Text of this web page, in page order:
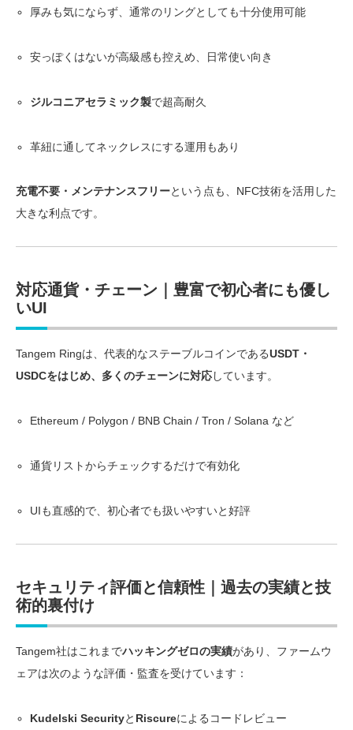
厚みも気にならず、通常のリングとしても十分使用可能
安っぽくはないが高級感も控えめ、日常使い向き
ジルコニアセラミック製で超高耐久
革紐に通してネックレスにする運用もあり
充電不要・メンテナンスフリーという点も、NFC技術を活用した
大きな利点です。
対応通貨・チェーン｜豊富で初心者にも優し
いUI
Tangem Ringは、代表的なステーブルコインであるUSDT・
USDCをはじめ、多くのチェーンに対応しています。
Ethereum / Polygon / BNB Chain / Tron / Solana など
通貨リストからチェックするだけで有効化
UIも直感的で、初心者でも扱いやすいと好評
セキュリティ評価と信頼性｜過去の実績と技
術的裏付け
Tangem社はこれまでハッキングゼロの実績があり、ファームウ
ェアは次のような評価・監査を受けています：
Kudelski Securityと Riscureによるコードレビュー